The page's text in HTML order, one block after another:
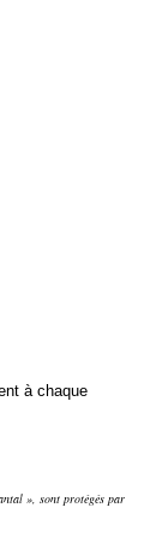
à chaque
», sont protégés par